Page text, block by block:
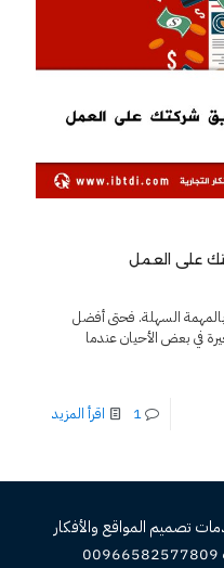
السهلة. فحتى أفضل
في بعض الأحيان عندما
1 اقرأ المزيد
تصميم المواقع والأفكار